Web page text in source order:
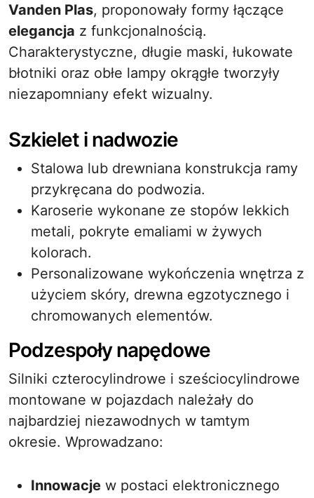
Vanden Plas, proponowały formy łączące
elegancja z funkcjonalnością.
Charakterystyczne, długie maski, łukowate
błotniki oraz obłe lampy okrągłe tworzyły
niezapomniany efekt wizualny.
Szkielet i nadwozie
Stalowa lub drewniana konstrukcja ramy
przykręcana do podwozia.
Karoserie wykonane ze stopów lekkich
metali, pokryte emaliami w żywych
kolorach.
Personalizowane wykończenia wnętrza z
użyciem skóry, drewna egzotycznego i
chromowanych elementów.
Podzespoły napędowe
Silniki czterocylindrowe i sześciocylindrowe
montowane w pojazdach należały do
najbardziej niezawodnych w tamtym
okresie. Wprowadzano:
Innowacje w postaci elektronicznego